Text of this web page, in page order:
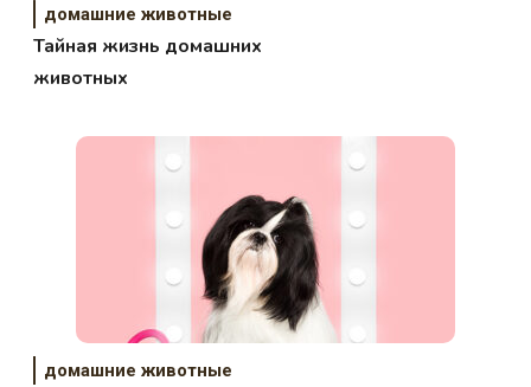
домашние животные
Тайная жизнь домашних
животных
домашние животные